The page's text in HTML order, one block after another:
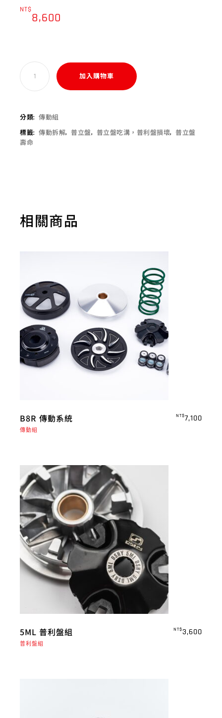
NT$
8,600
加入購物車
分類: 傳動組
標籤: 傳動拆解, 普立盤, 普立盤吃溝，普利盤損壞, 普立盤
壽命
相關商品
B8R 傳動系統 NT$7,100
傳動組
5ML 普利盤組 NT$3,600
普利盤組